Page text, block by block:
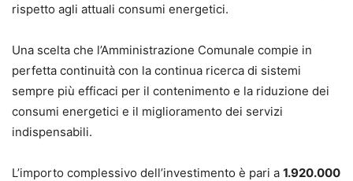
rispetto agli attuali consumi energetici.
Una scelta che l’Amministrazione Comunale compie in
perfetta continuità con la continua ricerca di sistemi
sempre più efficaci per il contenimento e la riduzione dei
consumi energetici e il miglioramento dei servizi
indispensabili.
L’importo complessivo dell’investimento è pari a 1.920.000